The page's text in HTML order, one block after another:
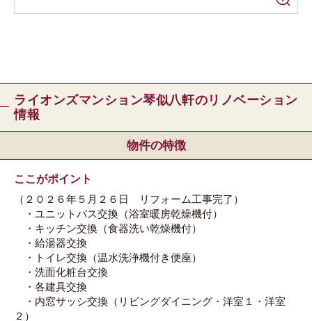
ライオンズマンション琴似八軒のリノベーション
情報
物件の特徴
ここがポイント
（２０２６年５月２６日 リフォーム工事完了）
・ユニットバス交換（浴室暖房乾燥機付）
・キッチン交換（食器洗い乾燥機付）
・給湯器交換
・トイレ交換（温水洗浄機付き便座）
・洗面化粧台交換
・各建具交換
・内窓サッシ交換（リビングダイニング・洋室１・洋室
２）